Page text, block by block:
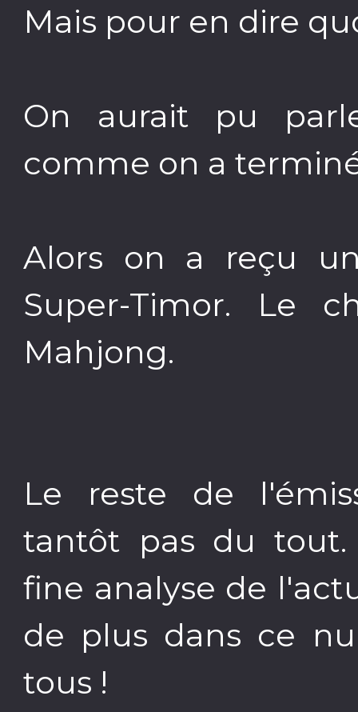
Mais pour en dire
On aurait pu
comme on a
Alors on a reçu
Super-Timor. Le
Mahjong.
Le reste de
tantôt pas du tout.
fine analyse de
de plus dans ce
tous !